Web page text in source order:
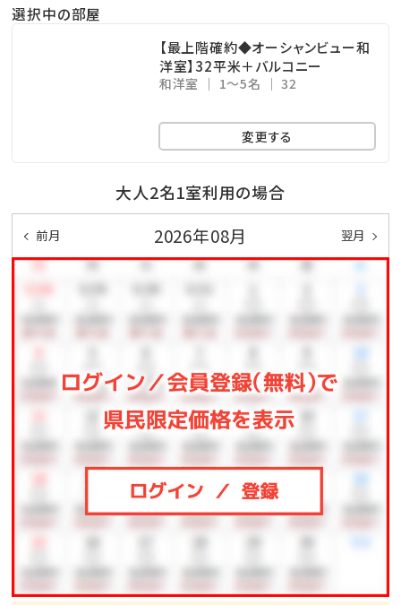
※温泉ではございません
☆･*:.｡. .｡.:*･☆ﾟ･*:.｡. .｡.:*･☆ﾟ･*:.｡. .｡.:*･☆ﾟ･*:.｡.
選択中の部屋
【最上階確約◆オーシャンビュー和
洋室】32平米＋バルコニー
和洋室 1～5名 32
変更する
大人2名1室利用の場合
前月 2026年08月 翌月